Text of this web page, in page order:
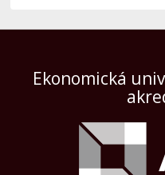
Ekonomická